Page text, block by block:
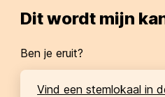
Dit wordt mijn
Ben je eruit?
Vind een stemlokaal in